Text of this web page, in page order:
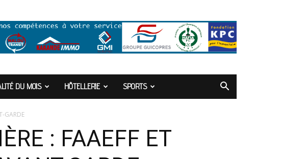
DU MOIS HÔTELLERIE SPORTS
GARDE
: FAAEFF ET